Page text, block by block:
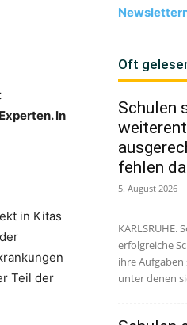
In
in Kitas
Teil der
Oft
Schulen
fehlen
5. August 2026
KARLSRUHE.
erfolgreiche
ihre
unter denen